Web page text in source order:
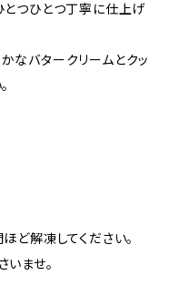
とつひとつ丁寧に仕上げ
なバタークリームとクッ
ど解凍してください。
ませ。